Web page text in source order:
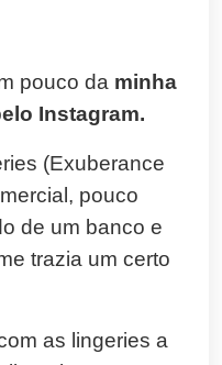
pouco da minha
Instagram.
(Exuberance
pouco
de um banco e
trazia um certo
as lingeries a